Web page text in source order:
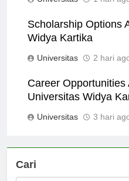
Scholarship Options
Career Opportunities
Cari